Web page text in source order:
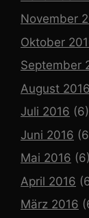
November
Oktober
September
August 2016
Juli 2016 (6)
Juni 2016
Mai 2016 (6)
April 2016
März 2016